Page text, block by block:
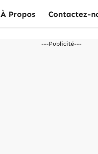
À Propos Contactez-
---Publicité---